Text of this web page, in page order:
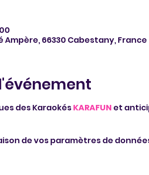
Ampère, 66330 Cabestany, France
des Karaokés KARAFUN et
de vos paramètres de